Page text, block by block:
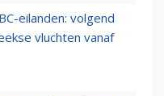
eilanden: volgend
vluchten vanaf